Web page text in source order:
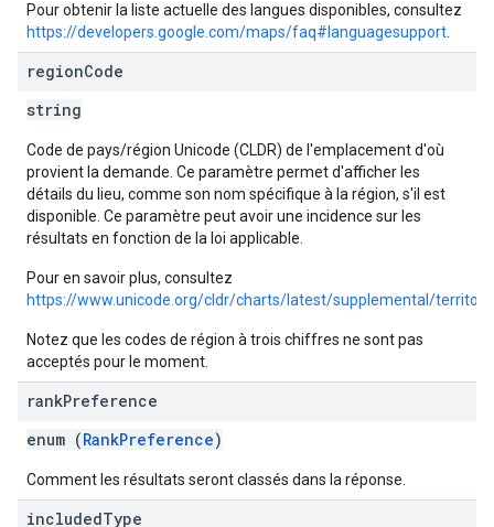
Pour obtenir la liste actuelle des langues disponibles, consultez
https://developers.google.com/maps/faq#languagesupport
regionCode
string
Code de pays/région Unicode (CLDR) de l'emplacement d'où
provient la demande. Ce paramètre permet d'afficher les
détails du lieu, comme son nom spécifique à la région, s'il est
disponible. Ce paramètre peut avoir une incidence sur les
résultats en fonction de la loi applicable.
Pour en savoir plus, consultez
https://www.unicode.org/cldr/charts/latest/supplemental/
Notez que les codes de région à trois chiffres ne sont pas
acceptés pour le moment.
rankPreference
enum (RankPreference)
Comment les résultats seront classés dans la réponse.
includedType